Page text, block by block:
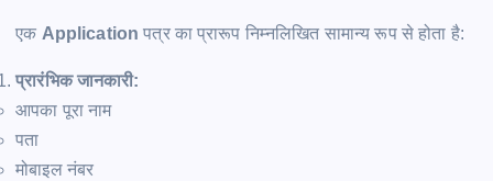
एक Application पत्र का प्रारूप निम्नलिखित सामान्य रूप से होता है:
प्रारंभिक जानकारी:
आपका पूरा नाम
पता
मोबाइल नंबर